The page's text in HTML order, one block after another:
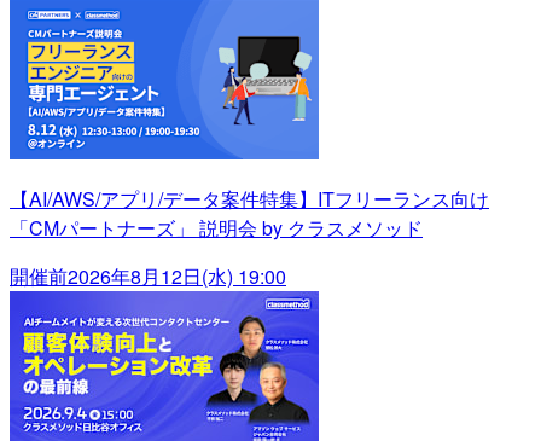
【AI/AWS/アプリ/データ案件特集】ITフリーランス向け
「CMパートナーズ」 説明会 by クラスメソッド
開催前2026年8月12日(水) 19:00